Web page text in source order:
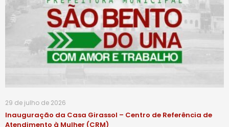
29 de julho de 2026
Inauguração da Casa Girassol – Centro de Referência de
Atendimento à Mulher (CRM)